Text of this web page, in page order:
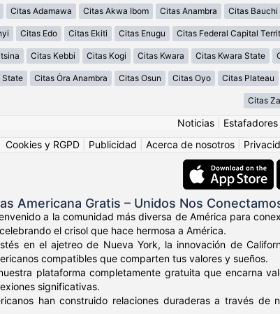
Citas Adamawa Citas Akwa Ibom Citas Anambra Citas Bauchi
Citas Edo Citas Ekiti Citas Enugu Citas Federal Capital
Citas Kebbi Citas Kogi Citas Kwara Citas Kwara State
State Citas Ȯra Anambra Citas Osun Citas Oyo Citas Plateau
Citas
Noticias Estafadores
Cookies y RGPD
Publicidad Acerca de nosotros
Americana Gratis – Unidos Nos
a la comunidad más diversa de América para
el crisol que hace hermosa a América.
en el ajetreo de Nueva York, la innovación de
compatibles que comparten tus valores y sueños.
plataforma completamente gratuita que encarna
significativas.
han construido relaciones duraderas a través